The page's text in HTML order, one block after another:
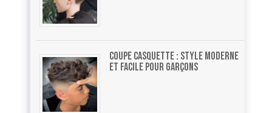
Coupe casquette : style moderne
et facile pour garçons